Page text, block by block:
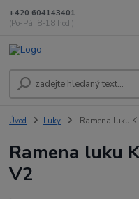
+420 604143401
(Po-Pá, 8-18 hod.)
Úvod Luky Ramena luku
Ramena luku
V2